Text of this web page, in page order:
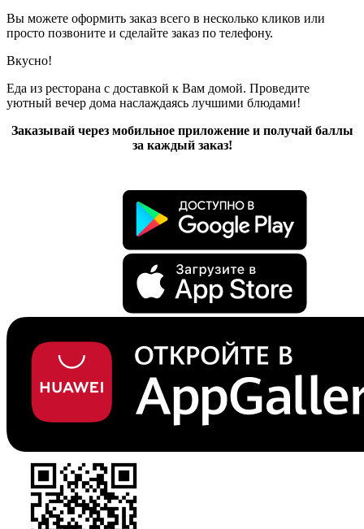
Вы можете оформить заказ всего в несколько кликов или
просто позвоните и сделайте заказ по телефону.
Вкусно!
Еда из ресторана с доставкой к Вам домой. Проведите
уютный вечер дома наслаждаясь лучшими блюдами!
Заказывай через мобильное приложение и получай баллы
за каждый заказ!